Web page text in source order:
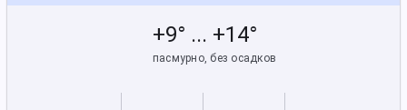
+9° ... +14°
пасмурно, без осадков